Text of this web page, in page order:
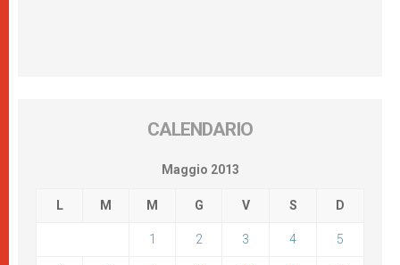
CALENDARIO
Maggio 2013
L M M G V S D
1 2 3 4 5